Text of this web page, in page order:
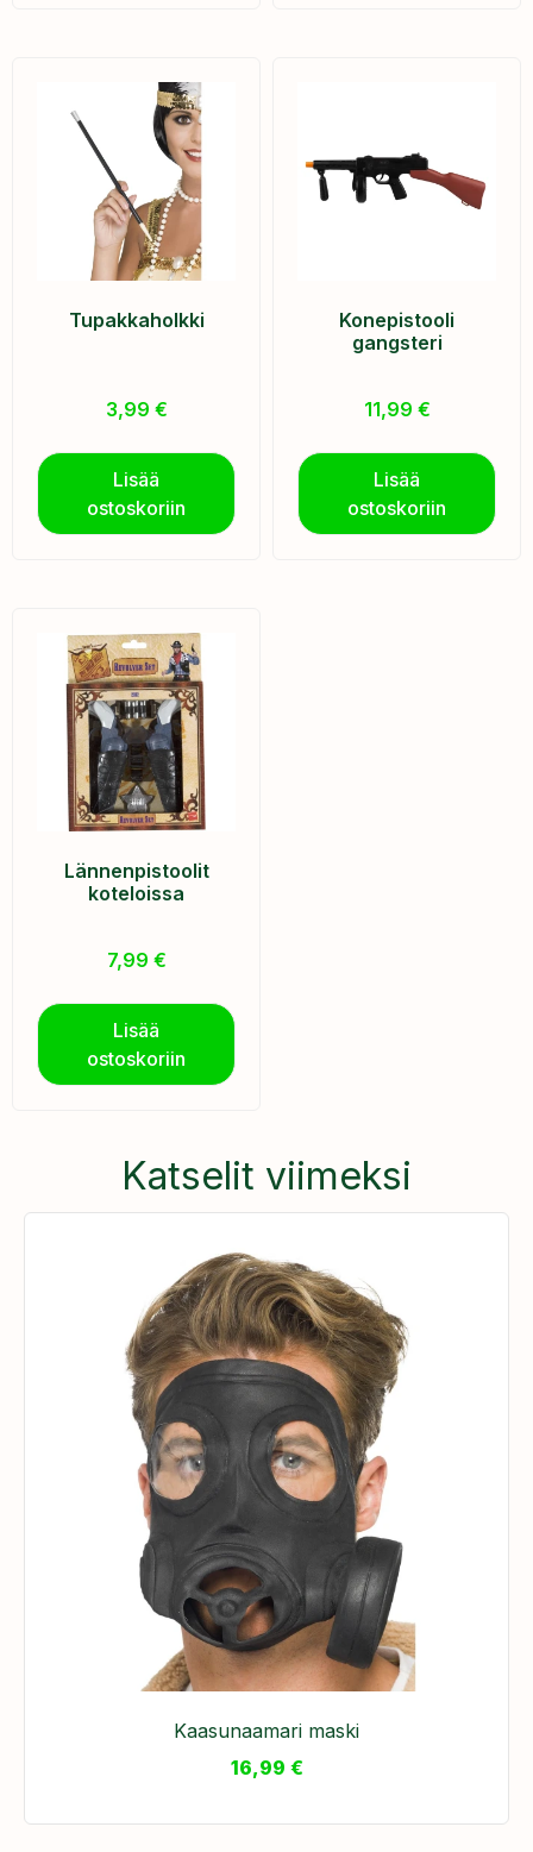
Tupakkaholkki
3,99 €
Lisää
ostoskoriin
Konepistooli
gangsteri
11,99 €
Lisää
ostoskoriin
Lännenpistoolit
koteloissa
7,99 €
Lisää
ostoskoriin
Katselit viimeksi
Kaasunaamari maski
16,99 €